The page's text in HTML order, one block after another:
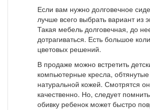
Если вам нужно долговечное
лучше всего выбрать вариант из
Такая мебель долговечная, до
дотрагиваться. Есть большое
цветовых решений.
В продаже можно встретить
компьютерные кресла, обтянутые
натуральной кожей. Смотрятся
качественно. Но, следует
обивку ребенок может быстро